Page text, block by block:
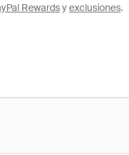
Rewardsyexclusiones.